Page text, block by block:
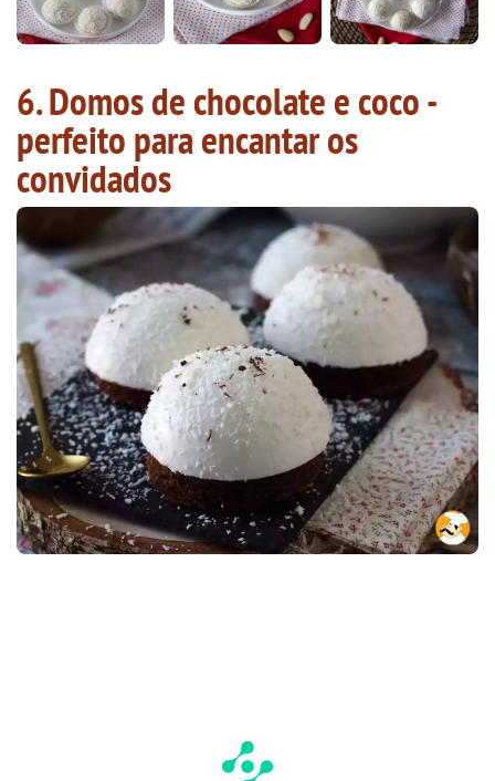
6. Domos de chocolate e coco -
perfeito para encantar os
convidados